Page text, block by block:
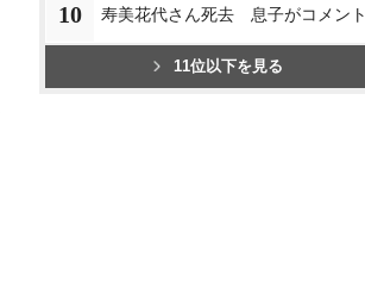
10 寿美花代さん死去 息子がコメント
11位以下を見る